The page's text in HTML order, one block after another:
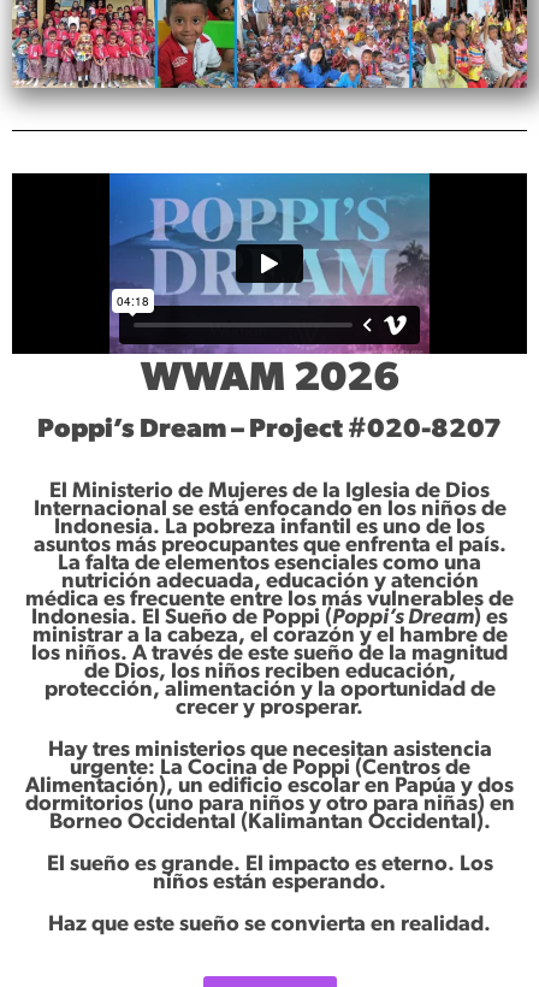
WWAM 2026
Poppi’s Dream – Project #020-8207
El Ministerio de Mujeres de la Iglesia de Dios
Internacional se está enfocando en los niños de
Indonesia. La pobreza infantil es uno de los
asuntos más preocupantes que enfrenta el país.
La falta de elementos esenciales como una
nutrición adecuada, educación y atención
médica es frecuente entre los más vulnerables de
Indonesia. El Sueño de Poppi (Poppi’s Dream) es
ministrar a la cabeza, el corazón y el hambre de
los niños. A través de este sueño de la magnitud
de Dios, los niños reciben educación,
protección, alimentación y la oportunidad de
crecer y prosperar.
Hay tres ministerios que necesitan asistencia
urgente: La Cocina de Poppi (Centros de
Alimentación), un edificio escolar en Papúa y dos
dormitorios (uno para niños y otro para niñas) en
Borneo Occidental (Kalimantan Occidental).
El sueño es grande. El impacto es eterno. Los
niños están esperando.
Haz que este sueño se convierta en realidad.